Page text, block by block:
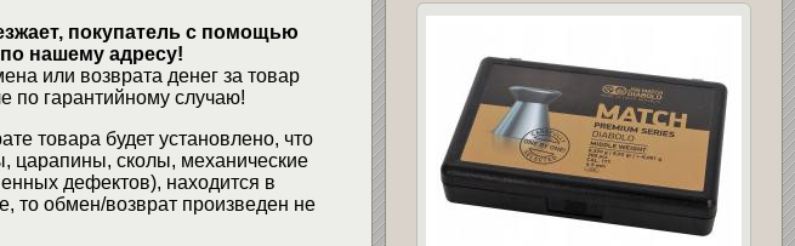
покупатель с помощью
нашему адресу!
или возврата денег за товар
по гарантийному случаю!
товара будет установлено, что
царапины, сколы, механические
дефектов), находится в
то обмен/возврат произведен не